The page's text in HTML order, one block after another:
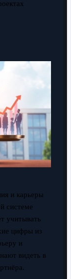
и карьеры
системе
учитывать
цифры из
и
видеть в